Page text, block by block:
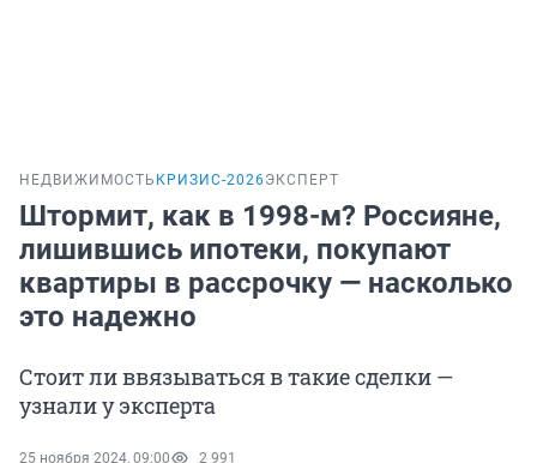
НЕДВИЖИМОСТЬ КРИЗИС-2026ЭКСПЕРТ
Штормит, как в 1998-м? Россияне,
лишившись ипотеки, покупают
квартиры в рассрочку — насколько
это надежно
Стоит ли ввязываться в такие сделки —
узнали у эксперта
25 ноября 2024, 09:00 2 991